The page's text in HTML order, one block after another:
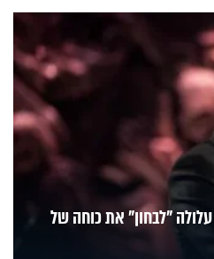
עלולה "לבחון" את כוחה של